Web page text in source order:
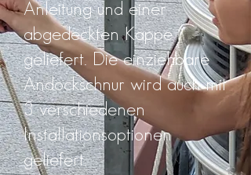
Anleitung und einer
abgedeckten Kappe
geliefert. Die einziehbare
Andockschnur wird auch mit
3 verschiedenen
Installationsoptionen
geliefert.